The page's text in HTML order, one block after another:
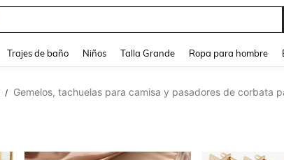
Trajes de baño Niños Talla Grande Ropa para hombre
/ Gemelos, tachuelas para camisa y pasadores de corbata